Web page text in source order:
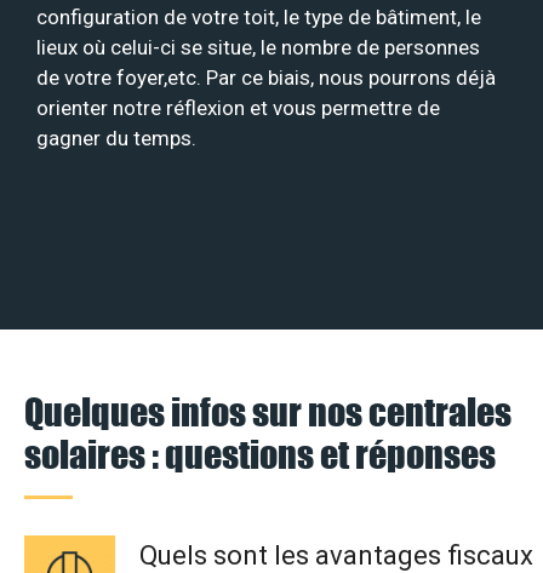
configuration de votre toit, le type de bâtiment, le
lieux où celui-ci se situe, le nombre de personnes
de votre foyer,etc. Par ce biais, nous pourrons déjà
orienter notre réflexion et vous permettre de
gagner du temps.
Quelques infos sur nos centrales
solaires : questions et réponses
Quels sont les avantages fiscaux